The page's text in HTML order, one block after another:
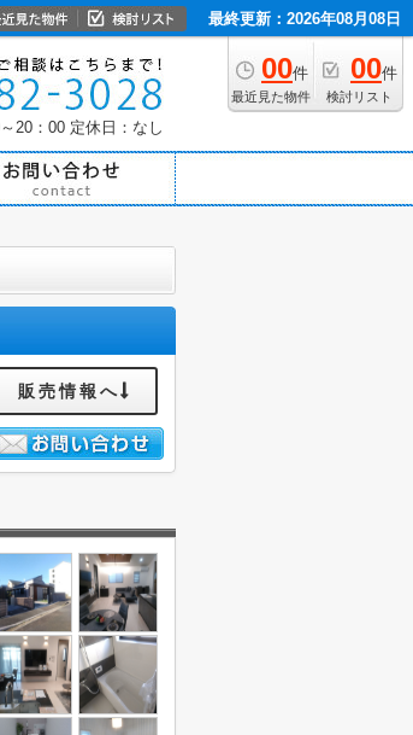
最終更新：2026年08月08日
00件
最近見た物件
00件
検討リスト
20：00 定休日：なし
販売情報へ